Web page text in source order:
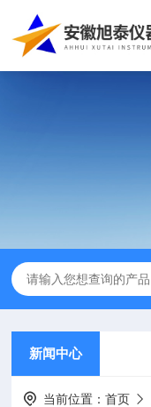
新闻中心
当前位置：首页